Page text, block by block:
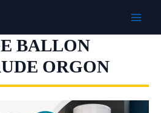
BALLON
ORGON